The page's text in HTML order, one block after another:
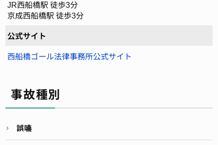
JR西船橋駅 徒歩3分
京成西船橋駅 徒歩3分
公式サイト
西船橋ゴール法律事務所公式サイト
事故種別
誤嚥